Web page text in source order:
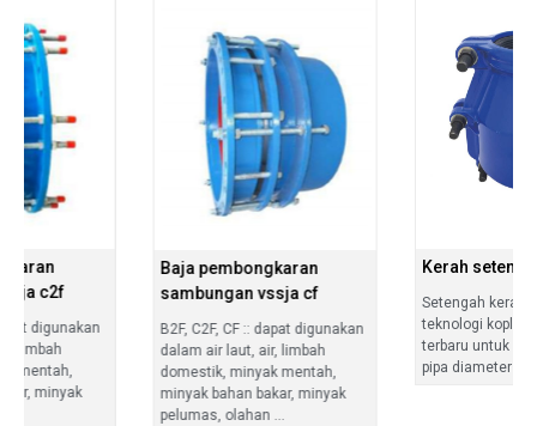
Baja pembongkaran
sambungan vssja cf
B2F, C2F, CF :: dapat digunakan
dalam air laut, air, limbah
domestik, minyak mentah,
minyak bahan bakar, minyak
Kerah setengah terkurung
Setengah kerah mewakili
teknologi kopling mekanik
terbaru untuk menghubungkan
pipa diameter varietas ...